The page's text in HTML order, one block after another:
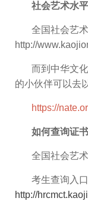
社会艺术水
全国社会艺
http://
而到中华文
的小伙伴可以去
https://
如何查询证书
全国社会艺
考生查询入口
http://